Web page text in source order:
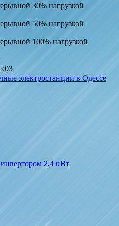
30% нагрузкой
50% нагрузкой
100% нагрузкой
электростанции в Одессе
2,4 кВт